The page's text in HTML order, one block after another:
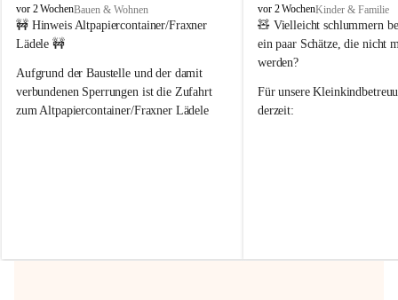
F
r
a
e
r
n
vor 2 WochenBauen & Wohnen
🚧 Hinweis Altpapiercontainer/Fraxner
Lädele 🚧
Aufgrund der Baustelle und der damit
verbundenen Sperrungen ist die Zufahrt
zum Altpapiercontainer/Fraxner Lädele
Hilfsbereitschaft!
F
r
a
x
r
n
vor 2 WochenKinder & Familie
🧸 Vielleicht schlummern
ein paar Schätze, die nicht
werden?
Für unsere
derzeit: